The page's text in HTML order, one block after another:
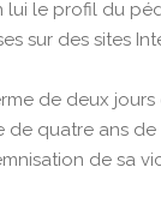
lui le profil du
sur des sites
de deux
de quatre ans
de sa